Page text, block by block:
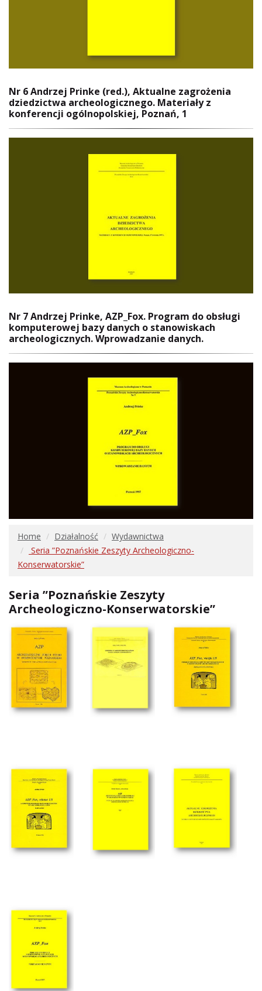
Nr 6 Andrzej Prinke (red.), Aktualne zagrożenia
dziedzictwa archeologicznego. Materiały z
konferencji ogólnopolskiej, Poznań, 1
Nr 7 Andrzej Prinke, AZP_Fox. Program do obsługi
komputerowej bazy danych o stanowiskach
archeologicznych. Wprowadzanie danych.
Home Działalność
Wydawnictwa
Seria ”Poznańskie Zeszyty Archeologiczno-
Konserwatorskie”
Seria ”Poznańskie Zeszyty
Archeologiczno-Konserwatorskie”